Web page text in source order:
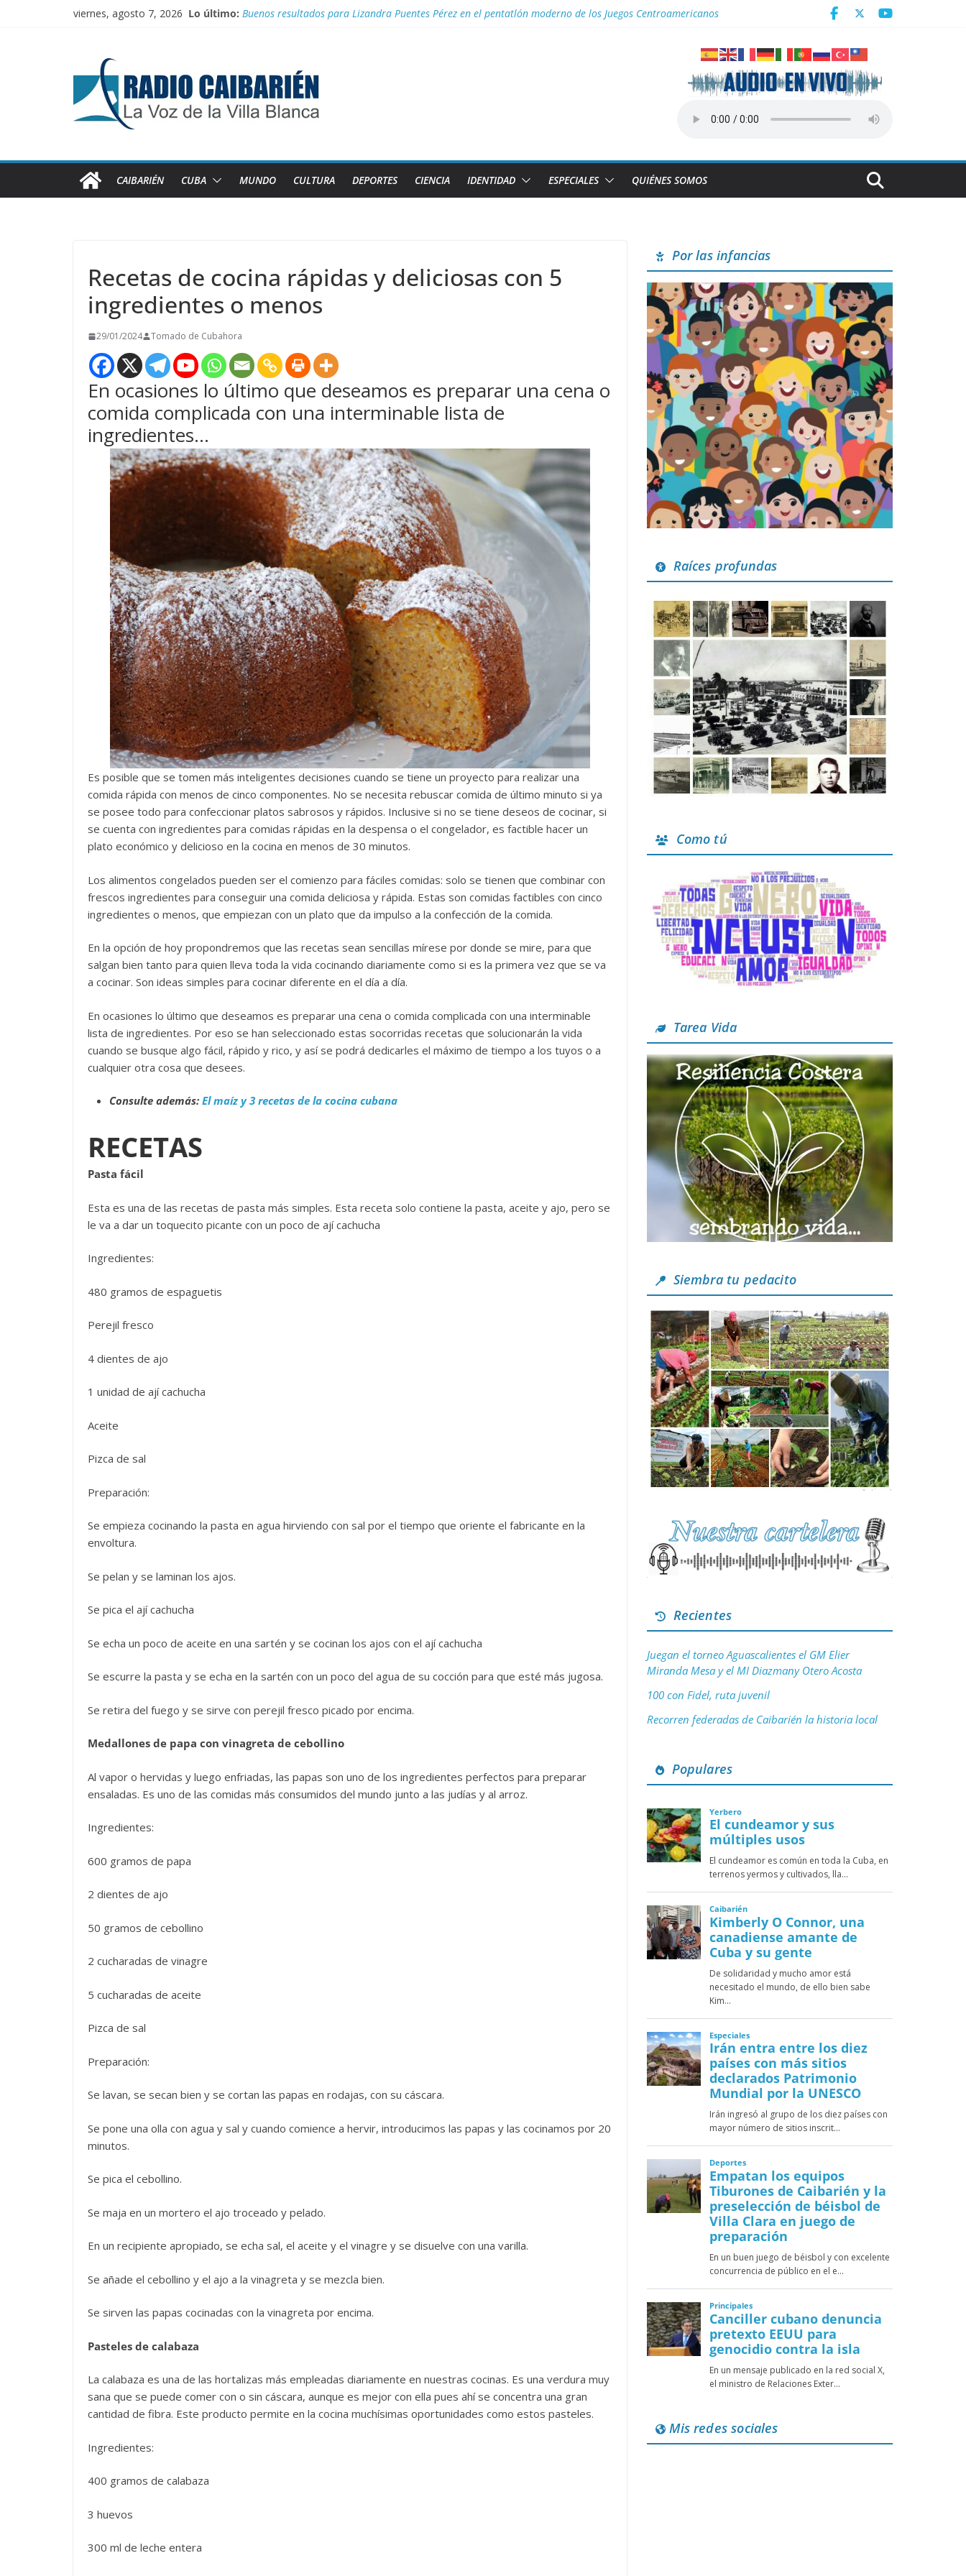
viernes, agosto 7, 2026 Lo último: Buenos resultados para Lizandra Puentes Pérez en el pentatlón moderno de los Juegos Centroamericanos
Medalla de plata para Nélido Manso en la clase snipe de vela en los Juegos Centroamericanos y del Caribe Santo Domingo 2026
CAIBARIÉN CUBA MUNDO CULTURA DEPORTES CIENCIA IDENTIDAD ESPECIALES QUIÉNES SOMOS
Recetas de cocina rápidas y deliciosas con 5
ingredientes o menos
29/01/2024 Tomado de Cubahora
En ocasiones lo último que deseamos es preparar una cena o
comida complicada con una interminable lista de
ingredientes…
Es posible que se tomen más inteligentes decisiones cuando se tiene un proyecto para realizar una
comida rápida con menos de cinco componentes. No se necesita rebuscar comida de último minuto si ya
se posee todo para confeccionar platos sabrosos y rápidos. Inclusive si no se tiene deseos de cocinar, si
se cuenta con ingredientes para comidas rápidas en la despensa o el congelador, es factible hacer un
plato económico y delicioso en la cocina en menos de 30 minutos.
Los alimentos congelados pueden ser el comienzo para fáciles comidas: solo se tienen que combinar con
frescos ingredientes para conseguir una comida deliciosa y rápida. Estas son comidas factibles con cinco
ingredientes o menos, que empiezan con un plato que da impulso a la confección de la comida.
En la opción de hoy propondremos que las recetas sean sencillas mírese por donde se mire, para que
salgan bien tanto para quien lleva toda la vida cocinando diariamente como si es la primera vez que se va
a cocinar. Son ideas simples para cocinar diferente en el día a día.
En ocasiones lo último que deseamos es preparar una cena o comida complicada con una interminable
lista de ingredientes. Por eso se han seleccionado estas socorridas recetas que solucionarán la vida
cuando se busque algo fácil, rápido y rico, y así se podrá dedicarles el máximo de tiempo a los tuyos o a
cualquier otra cosa que desees.
Consulte además: El maíz y 3 recetas de la cocina cubana
RECETAS
Pasta fácil
Esta es una de las recetas de pasta más simples. Esta receta solo contiene la pasta, aceite y ajo, pero se
le va a dar un toquecito picante con un poco de ají cachucha
Ingredientes:
480 gramos de espaguetis
Perejil fresco
4 dientes de ajo
1 unidad de ají cachucha
Aceite
Pizca de sal
Preparación:
Se empieza cocinando la pasta en agua hirviendo con sal por el tiempo que oriente el fabricante en la
envoltura.
Se pelan y se laminan los ajos.
Se pica el ají cachucha
Se echa un poco de aceite en una sartén y se cocinan los ajos con el ají cachucha
Se escurre la pasta y se echa en la sartén con un poco del agua de su cocción para que esté más jugosa.
Se retira del fuego y se sirve con perejil fresco picado por encima.
Medallones de papa con vinagreta de cebollino
Al vapor o hervidas y luego enfriadas, las papas son uno de los ingredientes perfectos para preparar
ensaladas. Es uno de las comidas más consumidos del mundo junto a las judías y al arroz.
Ingredientes:
600 gramos de papa
2 dientes de ajo
50 gramos de cebollino
2 cucharadas de vinagre
5 cucharadas de aceite
Pizca de sal
Preparación:
Se lavan, se secan bien y se cortan las papas en rodajas, con su cáscara.
Se pone una olla con agua y sal y cuando comience a hervir, introducimos las papas y las cocinamos por 20
minutos.
Se pica el cebollino.
Se maja en un mortero el ajo troceado y pelado.
En un recipiente apropiado, se echa sal, el aceite y el vinagre y se disuelve con una varilla.
Se añade el cebollino y el ajo a la vinagreta y se mezcla bien.
Se sirven las papas cocinadas con la vinagreta por encima.
Pasteles de calabaza
La calabaza es una de las hortalizas más empleadas diariamente en nuestras cocinas. Es una verdura muy
sana que se puede comer con o sin cáscara, aunque es mejor con ella pues ahí se concentra una gran
cantidad de fibra. Este producto permite en la cocina muchísimas oportunidades como estos pasteles.
Ingredientes:
400 gramos de calabaza
3 huevos
300 ml de leche entera
Por las infancias
Raíces profundas
Como tú
Tarea Vida
Siembra tu pedacito
Recientes
Juegan el torneo Aguascalientes el GM Elier
Miranda Mesa y el MI Diazmany Otero Acosta
100 con Fidel, ruta juvenil
Recorren federadas de Caibarién la historia local
Populares
Mis redes sociales